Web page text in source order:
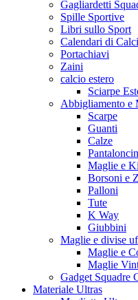
Gagliardetti
Spille Sportive
Libri sullo Sport
Calendari di
Portachiavi
Zaini
calcio estero
Sciarpe
Abbigliamento e
Scarpe
Guanti
Calze
Maglie e
Borsoni e
Palloni
Tute
K Way
Giubbini
Maglie e divise
Maglie e
Maglie
Gadget Squadre
Materiale Ultras